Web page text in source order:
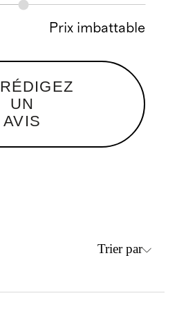
Prix imbattable
RÉDIGEZ
UN
AVIS
Trier par